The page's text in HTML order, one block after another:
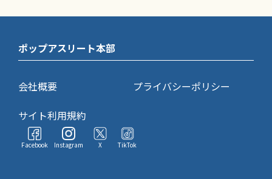
ポップアスリート本部
会社概要
プライバシーポリシー
サイト利用規約
Facebook Instagram X TikTok